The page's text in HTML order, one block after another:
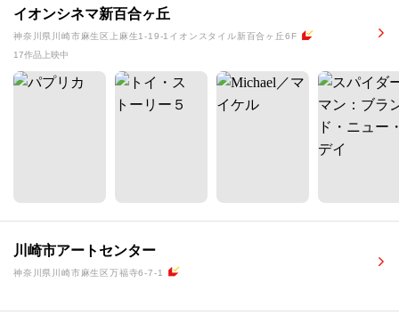
イオンシネマ新百合ヶ丘
神奈川県川崎市麻生区上麻生1-19-1イオンスタイル新百合ヶ丘6F
17作品上映中
川崎市アートセンター
神奈川県川崎市麻生区万福寺6-7-1